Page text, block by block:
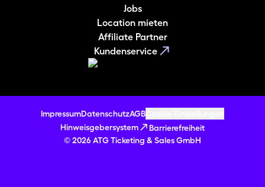
Jobs
Location mieten
Affiliate Partner
Kundenservice
ImpressumDatenschutzAGB
Hinweisgebersystem
Barrierefreiheit
© 2026 ATG Ticketing & Sales GmbH